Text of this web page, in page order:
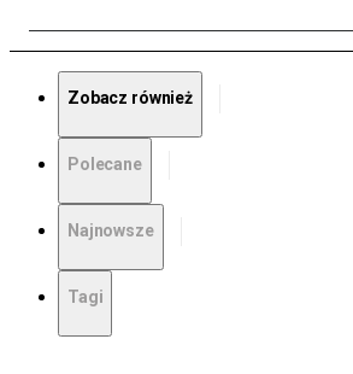
Zobacz również
Polecane
Najnowsze
Tagi